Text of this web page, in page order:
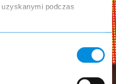
podczas